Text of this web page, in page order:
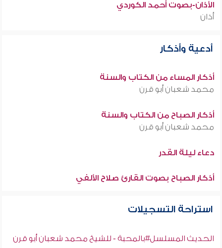
الأذان-بصوت أحمد الكوردي
أذان
أدعية وأذكار
أذكار المساء من الكتاب والسنة
محمد شعبان أبو قرن
أذكار الصباح من الكتاب والسنة
محمد شعبان أبو قرن
دعاء ليلة القدر
أذكار الصباح بصوت القارئ صلاح الألفي
استراحة التسجيلات
الحديث المسلسل#بالمحبة - للشيخ محمد شعبان أبو قرن